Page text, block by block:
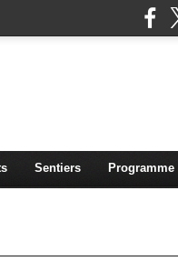
Sentiers Programme